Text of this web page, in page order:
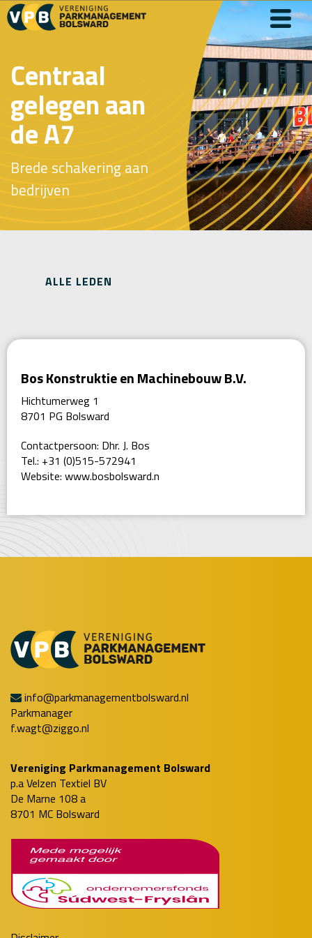
Centraal
gelegen aan
de A7
Brede schakering aan
bedrijven
ALLE LEDEN
Bos Konstruktie en Machinebouw B.V.
Hichtumerweg 1
8701 PG Bolsward
Contactpersoon: Dhr. J. Bos
Tel.: +31 (0)515-572941
Website: www.bosbolsward.n
info@parkmanagementbolsward.nl
Parkmanager
f.wagt@ziggo.nl
Vereniging Parkmanagement Bolsward
p.a Velzen Textiel BV
De Marne 108 a
8701 MC Bolsward